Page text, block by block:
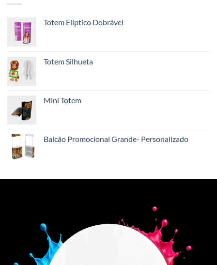
Totem Elíptico Dobrável
Totem Silhueta
Mini Totem
Balcão Promocional Grande- Personalizado